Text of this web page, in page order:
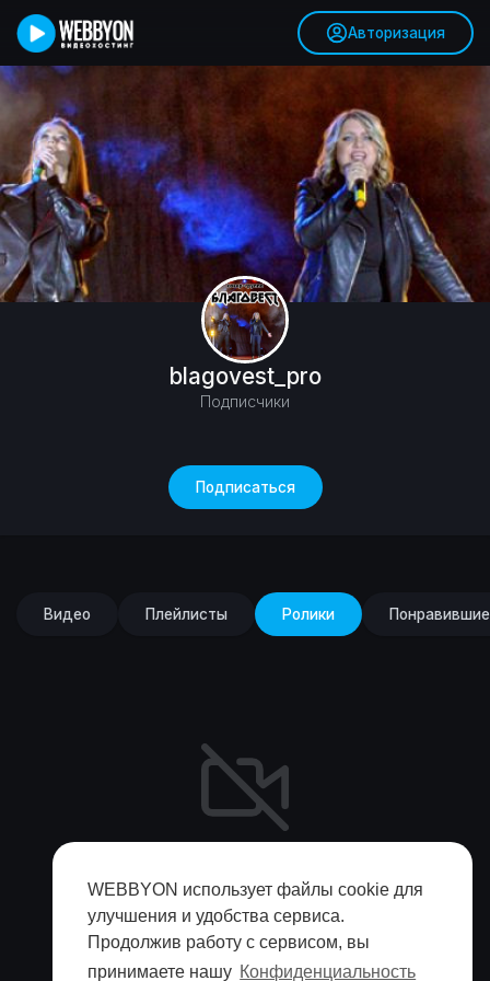
WEBBYON использует файлы cookie для
улучшения и удобства сервиса.
Продолжив работу с сервисом, вы
принимаете нашу Конфиденциальность
Авторизация
blagovest_pro
Подписчики
Подписаться
Видео Плейлисты Ролики